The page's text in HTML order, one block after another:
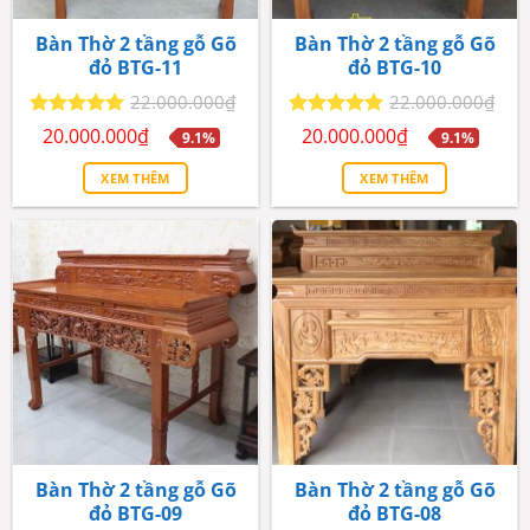
Bàn Thờ 2 tầng gỗ Gõ
đỏ BTG-11
Được xếp
hạng55
22.000.000₫
Giá
gốc
22.000.000₫.
20.000.000₫Giá
hiện
tại
là:
20.000.000₫.
9.1%
XEM THÊM
Bàn Thờ 2 tầng gỗ Gõ
đỏ BTG-10
Được xếp
hạng55
22.000.000₫
Giá
gốc
22.000.000₫.
20.000.000₫Giá
hiện
tại
là:
20.000.000₫.
9.1%
XEM THÊM
Bàn Thờ 2 tầng gỗ Gõ
đỏ BTG-09
Bàn Thờ 2 tầng gỗ Gõ
đỏ BTG-08